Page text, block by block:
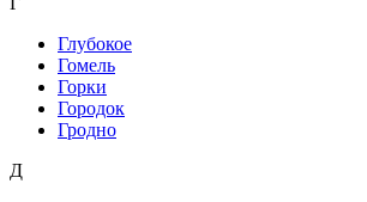
Глубокое
Гомель
Горки
Городок
Гродно
Д